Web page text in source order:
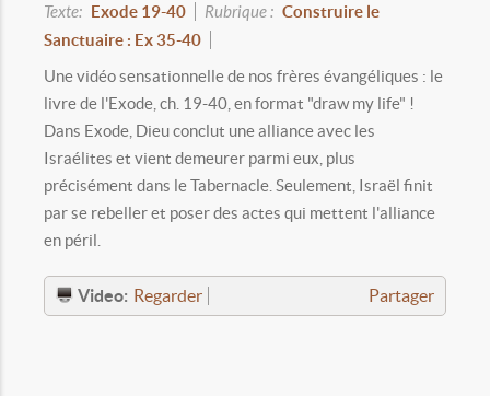
Texte: Exode 19-40 Rubrique : Construire le
Sanctuaire : Ex 35-40
Une vidéo sensationnelle de nos frères évangéliques : le
livre de l'Exode, ch. 19-40, en format "draw my life" !
Dans Exode, Dieu conclut une alliance avec les
Israélites et vient demeurer parmi eux, plus
précisément dans le Tabernacle. Seulement, Israël finit
par se rebeller et poser des actes qui mettent l'alliance
en péril.
Partager
Video: Regarder